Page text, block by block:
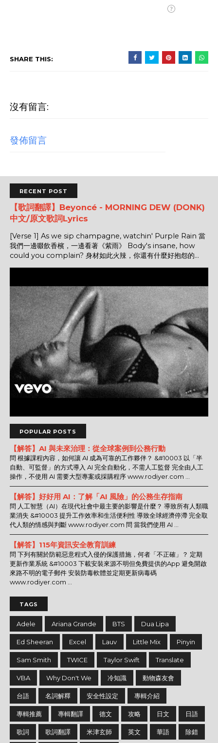
SHARE THIS:
沒有留言:
發佈留言
RECENT POST
【歌詞翻譯】Beyoncé - MORNING DEW (DONK)
中文/原文歌詞Lyrics
[Verse 1] As we sip champagne, watchin' Purple Rain 當
我們一邊啜飲香檳，一邊看著《紫雨》 Body's insane, how
could you complain? 身材如此火辣，你還有什麼好抱怨的...
POPULAR POSTS
【解答】AI 與未來治理：從全球案例到公務行動
問 根據課程內容，如何讓 AI 成為可靠的工作夥伴？ &#10003 以「半
自動、可監督」的方式導入 AI 完全自動化，不需人工監督 完全由人工
操作，不使用 AI 需要大型專案或採購程序 www.rodiyer.com ...
【解答】好好用 AI：了解「AI 風險」的公務生存指南
問 人工智慧（AI）在現代社會中最主要的影響是什麼？ 導致所有人類職
業消失 &#10003 提升工作效率和生活便利性 導致全球經濟停滯 完全取
代人類的情感與判斷 www.rodiyer.com 問 當我們使用 AI ...
【解答】115年資訊安全教育訓練
問 下列有關於防範惡意程式入侵的保護措施，何者「不正確」？ 定期
更新作業系統 &#10003 下載安裝來源不明但免費提供的App 避免開啟
來路不明的電子郵件 安裝防毒軟體並定期更新病毒碼
www.rodiyer.com ...
TAGS
Adele Ariana Grande BTS Dua Lipa
Ed Sheeran Excel Lauv Little Mix Pinyin
Sam Smith TWICE Taylor Swift Translate
VBA Why Don't We 冷知識 動物森友會
台語 名詞解釋 安全性設定 專輯介紹
專輯推薦 專輯翻譯 德文 攻略 日文 日語
歌詞 歌詞翻譯 米津玄師 英文 華語 除錯